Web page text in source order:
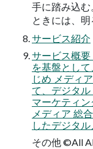
手に踏み込む
ときには、明
サービス紹介
サービス概
を基盤とし
じめ メディ
て、デジタ
マーケティン
メディア 総
したデジタ
その他 ©All